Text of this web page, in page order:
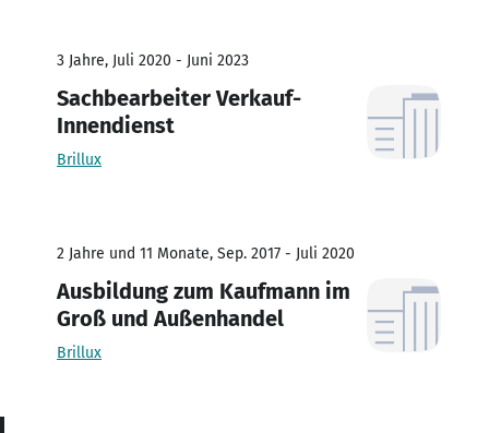
3 Jahre, Juli 2020 - Juni 2023
Sachbearbeiter Verkauf-
Innendienst
Brillux
2 Jahre und 11 Monate, Sep. 2017 - Juli 2020
Ausbildung zum Kaufmann im
Groß und Außenhandel
Brillux